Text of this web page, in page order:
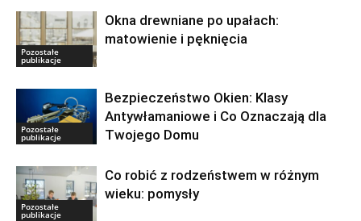
Pozostałe
publikacje
Okna drewniane po upałach:
matowienie i pęknięcia
Pozostałe
publikacje
Bezpieczeństwo Okien: Klasy
Antywłamaniowe i Co Oznaczają dla
Twojego Domu
Pozostałe
publikacje
Co robić z rodzeństwem w różnym
wieku: pomysły